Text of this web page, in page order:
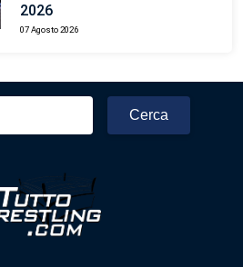
2026
07 Agosto 2026